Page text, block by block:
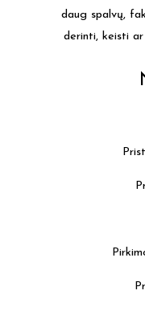
daug spalvų,
derinti, keisti